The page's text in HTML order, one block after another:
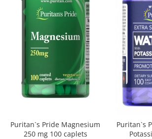
Rich Piana 5% Nutrition
Scitec
Scivation
Skill Nutrition
Swanson
Under Armour
Weider
Puritan`s Pride Magnesium
250 mg 100 caplets
Puritan`s